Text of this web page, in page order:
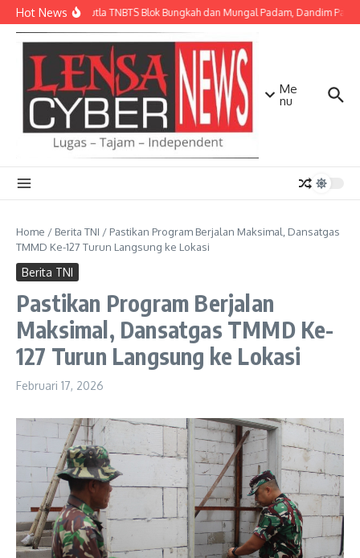
Lewati ke konten
Hot NewsApi Karhutla TNBTS Blok Bungkah dan Mungal Padam, Dandim
Me
nu
Home / Berita TNI / Pastikan Program Berjalan Maksimal, Dansatgas
TMMD Ke-127 Turun Langsung ke Lokasi
Berita TNI
Pastikan Program Berjalan
Maksimal, Dansatgas TMMD Ke-
127 Turun Langsung ke Lokasi
Februari 17, 2026